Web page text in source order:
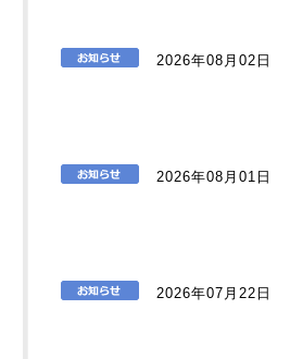
2026年08月02日
2026年08月01日
2026年07月22日